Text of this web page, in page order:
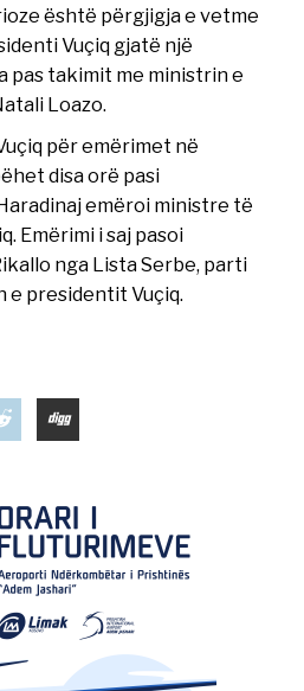
është përgjigja e vetme
Vuçiq gjatë një
pas takimit me ministrin e
Loazo.
për emërimet në
disa orë pasi
emëroi ministre të
Emërimi i saj pasoi
nga Lista Serbe, parti
e presidentit Vuçiq.